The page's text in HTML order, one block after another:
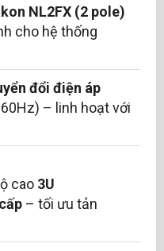
NL2FX (2 pole)
cho hệ thống
đổi điện áp
– linh hoạt với
cao 3U
– tối ưu tản